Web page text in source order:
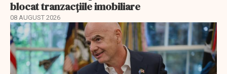
blocat tranzacțiile imobiliare
08 AUGUST 2026